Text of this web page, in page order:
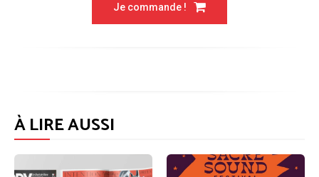
Je commande !
À LIRE AUSSI